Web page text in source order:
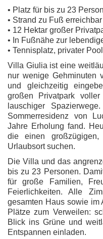
• Platz für bis zu 23
• Strand zu Fuß erreichbar
• 12 Hektar großer
• In Fußnähe zur
• Tennisplatz, privater
Villa Giulia ist eine
nur wenige Gehminuten
und gleichzeitig
großen Privatpark voller
lauschiger
Sommerresidenz von
Jahre Erholung fand.
die einen großzügigen,
Urlaubsort suchen.
Die Villa und das
bis zu 23 Personen.
für große Familien,
Feierlichkeiten. Alle
gesamten Haus sowie im
Plätze zum Verweilen:
Blick ins Grüne und
Entspannen einladen.